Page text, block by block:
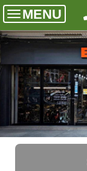
Toggle
navigation
MENU